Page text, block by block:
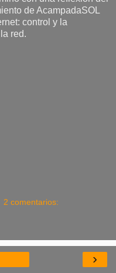
de AcampadaSOL
control y la
red.
2 comentarios:
›